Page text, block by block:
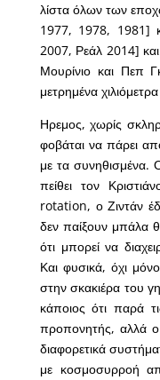
λίστα όλων των
1977, 1978, 1981]
2007, Ρεάλ 2014]
Μουρίνιο και Πεπ
μετρημένα
Ηρεμος, χωρίς
φοβάται να πάρει
με τα συνηθισμένα.
πείθει τον
rotation, ο Ζιντάν
δεν παίξουν μπάλα
ότι μπορεί να
Και φυσικά, όχι
στην σκακιέρα του
κάποιος ότι παρά
προπονητής, αλλά ο
διαφορετικά
με κοσμοσυρροή